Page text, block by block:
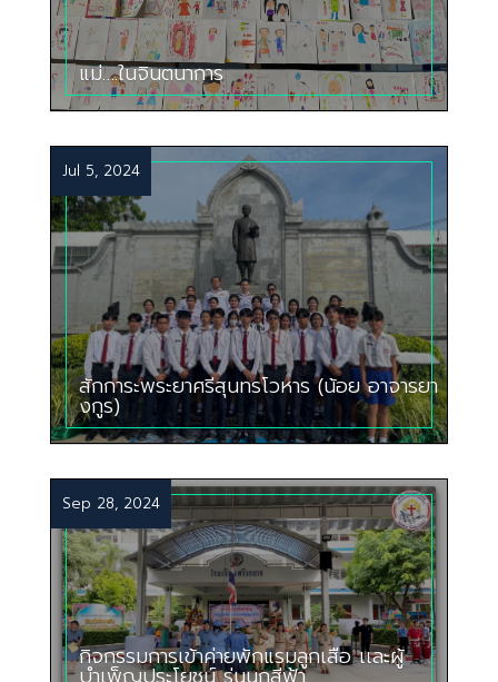
แม่….ในจินตนาการ
สักการะพระยาศรีสุนทรโวหาร (น้อย อาจารยา
งกูร)
Jul 5, 2024
กิจกรรมการเข้าค่ายพักแรมลูกเสือ เเละผู้
Sep 28, 2024